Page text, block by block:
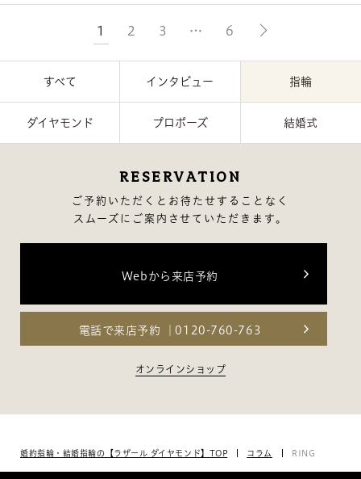
1 2 3 … 6
すべて インタビュー 指輪
ダイヤモンド プロポーズ 結婚式
RESERVATION
ご予約いただくとお待たせすることなく
スムーズにご案内させていただきます。
Webから来店予約
電話で来店予約 0120-760-763
オンラインショップ
婚約指輪・結婚指輪の【ラザール ダイヤモンド】TOP コラム RING